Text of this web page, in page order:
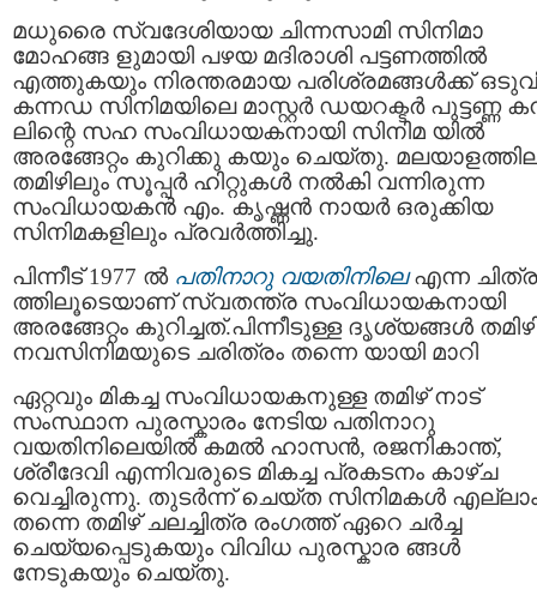
മധുരൈ സ്വദേശിയായ ചിന്നസാമി സിനിമാ
മോഹങ്ങ ളുമായി പഴയ മദിരാശി പട്ടണത്തിൽ
എത്തുകയും നിരന്തരമായ പരിശ്രമങ്ങൾക്ക്
കന്നഡ സിനിമയിലെ മാസ്റ്റർ ഡയറക്ടർ പുട്ടണ്ണ
ലിന്റെ സഹ സംവിധായകനായി സിനിമ യിൽ
അരങ്ങേറ്റം കുറിക്കു കയും ചെയ്തു.
തമിഴിലും സൂപ്പർ ഹിറ്റുകൾ നൽകി വന്നിരുന്ന
സംവിധായകൻ എം. കൃഷ്ണൻ നായർ ഒരുക്കിയ
സിനിമകളിലും പ്രവർത്തിച്ചു.
പിന്നീട് 1977 ൽ പതിനാറു വയതിനിലെ എന്ന ചിത്ര
ത്തിലൂടെയാണ് സ്വതന്ത്ര സംവിധായകനായി
അരങ്ങേറ്റം കുറിച്ചത്.പിന്നീടുള്ള ദൃശ്യങ്ങൾ
നവസിനിമയുടെ ചരിത്രം തന്നെ യായി മാറി
ഏറ്റവും മികച്ച സംവിധായകനുള്ള തമിഴ്‌ നാട്
സംസ്ഥാന പുരസ്കാരം നേടിയ പതിനാറു
വയതിനിലെയിൽ കമൽ ഹാസൻ, രജനികാന്ത്,
ശ്രീദേവി എന്നിവരുടെ മികച്ച പ്രകടനം കാഴ്ച
വെച്ചിരുന്നു. തുടർന്ന് ചെയ്ത സിനിമകൾ
തന്നെ തമിഴ് ചലച്ചിത്ര രംഗത്ത് ഏറെ ചർച്ച
ചെയ്യപ്പെടുകയും വിവിധ പുരസ്കാര ങ്ങൾ
നേടുകയും ചെയ്തു.